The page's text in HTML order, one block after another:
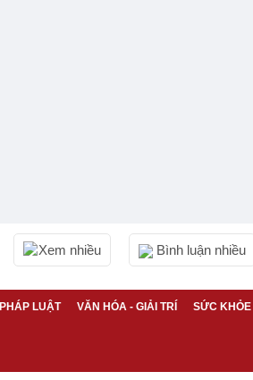
Xem nhiều Bình luận nhiều
PHÁP LUẬT VĂN HÓA - GIẢI TRÍ SỨC KHỎE